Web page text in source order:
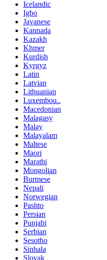
Icelandic
Igbo
Javanese
Kannada
Kazakh
Khmer
Kurdish
Kyrgyz
Latin
Latvian
Lithuanian
Luxembou..
Macedonian
Malagasy
Malay
Malayalam
Maltese
Maori
Marathi
Mongolian
Burmese
Nepali
Norwegian
Pashto
Persian
Punjabi
Serbian
Sesotho
Sinhala
Slovak